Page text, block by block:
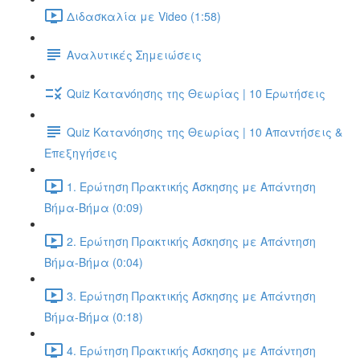
Διδασκαλία με Video (1:58)
Αναλυτικές Σημειώσεις
Quiz Κατανόησης της Θεωρίας | 10 Ερωτήσεις
Quiz Κατανόησης της Θεωρίας | 10 Απαντήσεις &
Επεξηγήσεις
1. Ερώτηση Πρακτικής Άσκησης με Απάντηση
Βήμα-Βήμα (0:09)
2. Ερώτηση Πρακτικής Άσκησης με Απάντηση
Βήμα-Βήμα (0:04)
3. Ερώτηση Πρακτικής Άσκησης με Απάντηση
Βήμα-Βήμα (0:18)
4. Ερώτηση Πρακτικής Άσκησης με Απάντηση